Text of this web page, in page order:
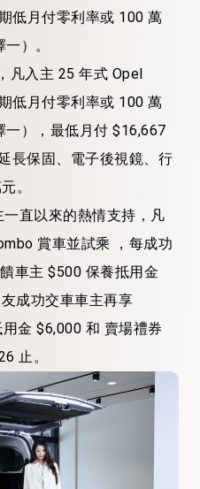
低 月付零利率或 100 萬
）。
凡入主 25 年式 Opel
低 月付零利率或 100 萬
一），最低月付 $16,667
長保固、電子後視鏡、行
。
一直以來的熱情支持，凡
賞車並試乘
，每成功
車主 $500 保養抵用金
成功交車車主再享
用金 $6,000 和 賣場禮券
止。